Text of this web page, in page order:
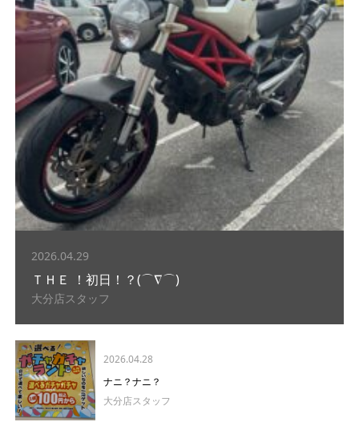
2026.04.29
ＴＨＥ ！初日！？(⌒∇⌒)
大分店スタッフ
2026.04.28
ナニ？ナニ？
大分店スタッフ